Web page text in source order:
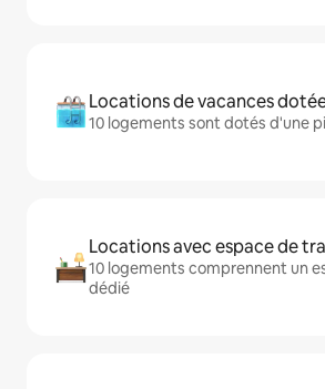
Locations de vacances
10 logements sont dotés d'une
Locations avec espace de
10 logements comprennent un
dédié